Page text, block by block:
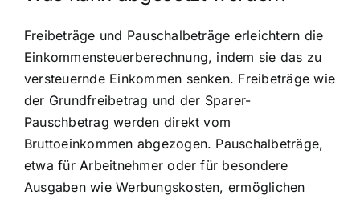
Freibeträge und Pauschalbeträge erleichtern die
Einkommensteuerberechnung, indem sie das zu
versteuernde Einkommen senken. Freibeträge wie
der Grundfreibetrag und der Sparer-
Pauschbetrag werden direkt vom
Bruttoeinkommen abgezogen. Pauschalbeträge,
etwa für Arbeitnehmer oder für besondere
Ausgaben wie Werbungskosten, ermöglichen